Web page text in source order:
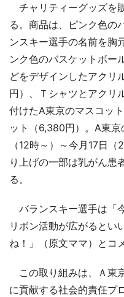
チャリティーグッズを
る。商品は、ピンク色の
ンスキー選手の名前を胸
ンク色のバスケットボー
どをデザインしたアクリ
円）、Ｔシャツとアクリ
付けたA東京のマスコッ
ット（6,380円）。A東
（12時～）～今月17日
り上げの一部は乳がん患
る。
バランスキー選手は「
リボン活動が広がるとい
ね！」（原文ママ）とコ
この取り組みは、Ａ東
に貢献する社会的責任プ